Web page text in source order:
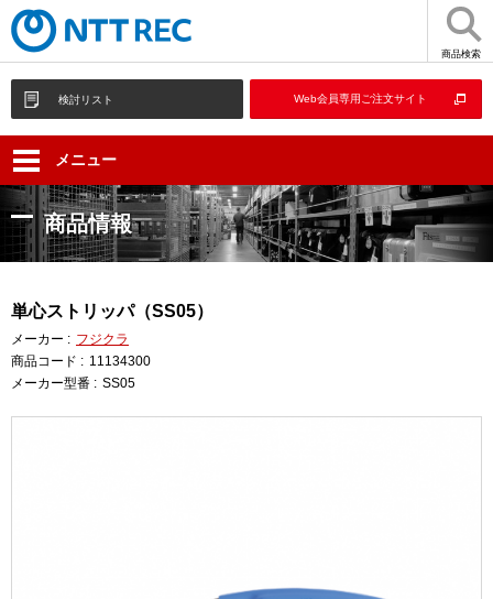
商品検索
検討リスト Web会員専用ご注文サイト
メニュー
商品情報
単心ストリッパ（SS05）
メーカー : フジクラ
商品コード : 11134300
メーカー型番 : SS05